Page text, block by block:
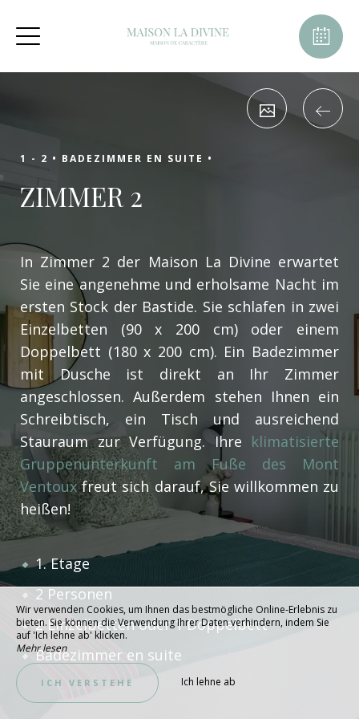
1 - 2 • BADEZIMMER EN SUITE •
ZIMMER 2
In Zimmer 2 der Maison La Divine erwartet
Sie eine angenehme und erholsame Nacht im
ersten Stock der Bastide. Sie schlafen in zwei
Einzelbetten (90 x 200 cm) oder einem
Doppelbett (180 x 200 cm). Ein Badezimmer
mit Dusche ist direkt an Ihr Zimmer
angeschlossen. Außerdem stehen Ihnen ein
Schreibtisch, ein Tisch und ausreichend
Stauraum zur Verfügung. Ihre klimatisierte
Gruppenunterkunft am Fuße des Mont
Ventouxfreut sich darauf, Sie willkommen zu
heißen!
1. Etage
2 Personen
2 Einzelbetten oder 1 Doppelbett
Badezimmer en suite
Wir verwenden Cookies, um Ihnen das bestmögliche Online-Erlebnis zu
bieten. Sie können die Verwendung Ihrer Daten verhindern, indem Sie
auf 'Ich lehne ab' klicken.
Mehr lesen
ICH VERSTEHE Ich lehne ab